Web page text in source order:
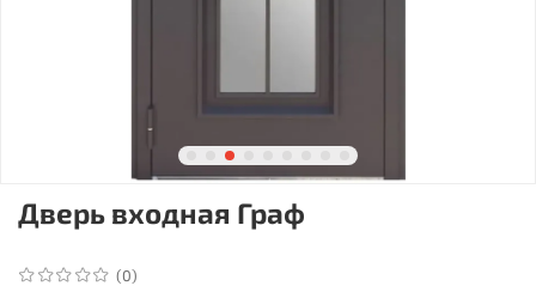
(0)
Дверь входная Граф